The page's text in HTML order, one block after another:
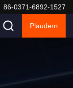
86-0371-6892-1527
Plaudern